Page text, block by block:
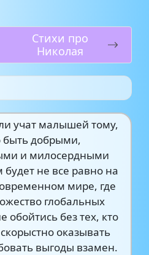
Стихи про
Николая
учат малышей тому,
быть добрыми,
и милосердными
не все равно на
мире, где
глобальных
обойтись без тех, кто
оказывать
выгоды взамен.